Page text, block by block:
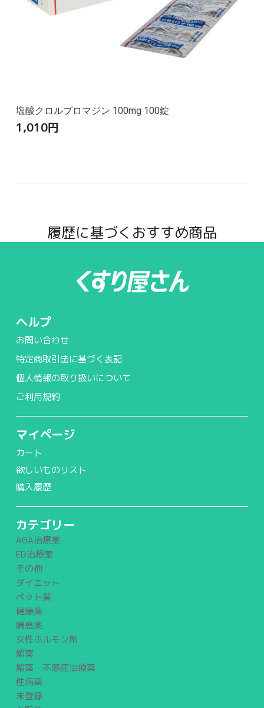
塩酸クロルプロマジン 100mg 100錠
1,010円
履歴に基づくおすすめ商品
ヘルプ
お問い合わせ
特定商取引法に基づく表記
個人情報の取り扱いについて
ご利用規約
マイページ
カート
欲しいものリスト
購入履歴
カテゴリー
AGA治療薬
ED治療薬
その他
ダイエット
ペット薬
健康薬
喘息薬
女性ホルモン剤
媚薬
媚薬・不感症治療薬
性病薬
未登録